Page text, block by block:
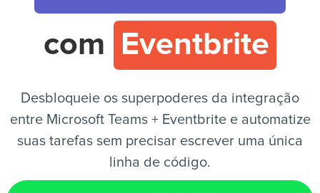
PT
com
Eventbrite
Desbloqueie os superpoderes da integração
entre Microsoft Teams + Eventbrite e automatize
suas tarefas sem precisar escrever uma única
linha de código.